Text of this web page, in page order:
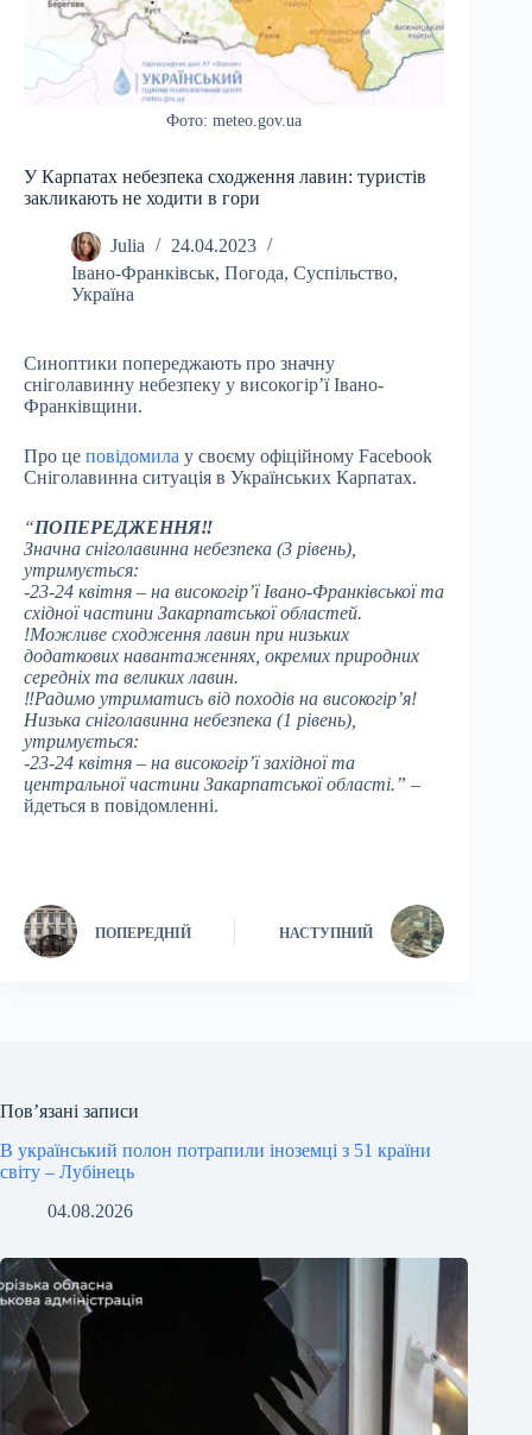
Фото: meteo.gov.ua
У Карпатах небезпека сходження лавин: туристів
закликають не ходити в гори
Julia
24.04.2023
Івано-Франківськ, Погода, Суспільство,
Україна
Синоптики попереджають про значну
сніголавинну небезпеку у високогір’ї Івано-
Франківщини.
Про це повідомила у своєму офіційному Facebook
Сніголавинна ситуація в Українських Карпатах.
“ПОПЕРЕДЖЕННЯ‼
Значна сніголавинна небезпека (3 рівень),
утримується:
-23-24 квітня – на високогір’ї Івано-Франківської та
східної частини Закарпатської областей.
!Можливе сходження лавин при низьких
додаткових навантаженнях, окремих природних
середніх та великих лавин.
‼Радимо утриматись від походів на високогір’я!
Низька сніголавинна небезпека (1 рівень),
утримується:
-23-24 квітня – на високогір’ї західної та
центральної частини Закарпатської області.” –
йдеться в повідомленні.
ПОПЕРЕДНІЙ НАСТУПНИЙ
Пов’язані записи
В український полон потрапили іноземці з 51 країни
світу – Лубінець
04.08.2026